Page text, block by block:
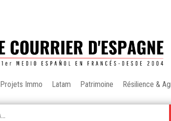
Projets Immo Latam Patrimoine Résilience &